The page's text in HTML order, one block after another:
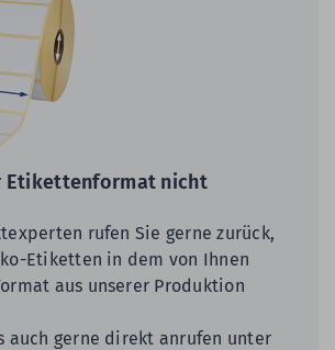
Etikettenformat nicht
rufen Sie gerne zurück,
Etiketten in dem von Ihnen
aus unserer Produktion
auch gerne direkt anrufen unter